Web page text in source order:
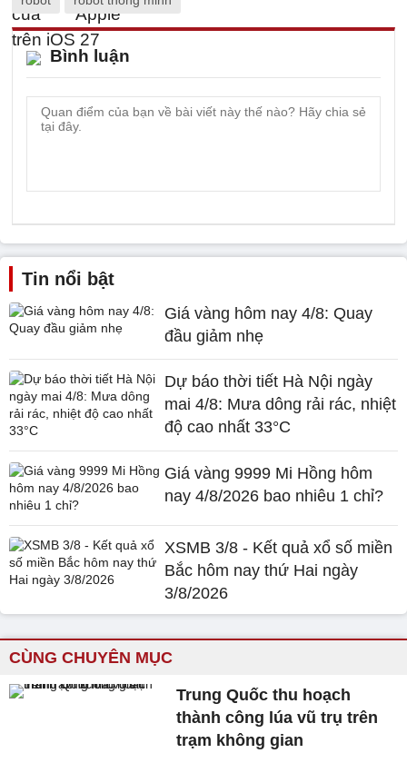
Bình luận
Tin nổi bật
Giá vàng hôm nay 4/8: Quay
đầu giảm nhẹ
Dự báo thời tiết Hà Nội ngày
mai 4/8: Mưa dông rải rác, nhiệt
độ cao nhất 33°C
Giá vàng 9999 Mi Hồng hôm
nay 4/8/2026 bao nhiêu 1 chỉ?
XSMB 3/8 - Kết quả xổ số miền
Bắc hôm nay thứ Hai ngày
3/8/2026
CÙNG CHUYÊN MỤC
Trung Quốc thu hoạch
thành công lúa vũ trụ trên
trạm không gian